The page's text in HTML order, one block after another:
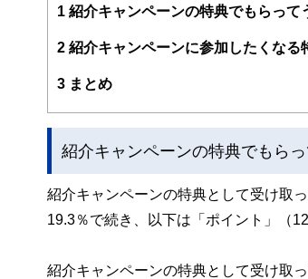
案から記事掲載まですべての工程に
FinancialFieldの特徴は、ファイナン
ー、公認会計士、社会保険労務士、
私たちは、快適でより良い生活のア
1 紹介キャンペーンの特典でもらっ
2 紹介キャンペーンに参加したくなる
3 まとめ
紹介キャンペーンの特典でもら
紹介キャンペーンの特典として受け取
19.3％で続き、以下は「ポイント」（
紹介キャンペーンの特典として受け取